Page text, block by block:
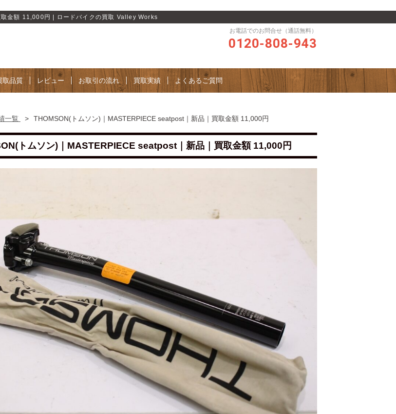
金額 11,000円 | ロードバイクの買取 Valley Works
お電話でのお問合せ（通話無料）
0120-808-943
取品質 レビュー お取引の流れ 買取実績 よくあるご質問
一覧 > THOMSON(トムソン)｜MASTERPIECE seatpost｜新品｜買取金額 11,000円
トムソン)｜MASTERPIECE seatpost｜新品｜買取金額 11,000円